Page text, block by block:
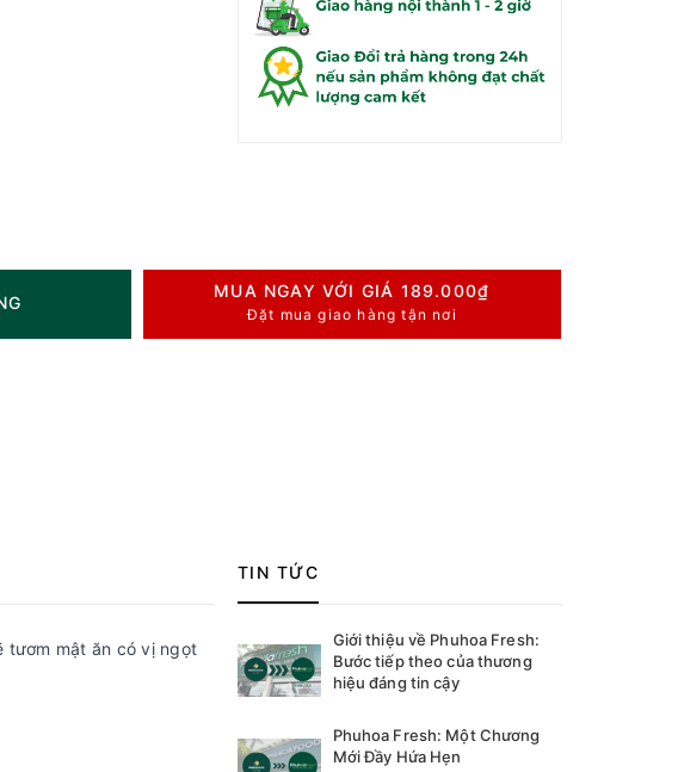
MUA NGAY VỚI GIÁ 189.000₫
Đặt mua giao hàng tận nơi
tươm mật ăn có vị ngọt
TIN TỨC
Giới thiệu về Phuhoa Fresh:
Bước tiếp theo của thương
hiệu đáng tin cậy
Phuhoa Fresh: Một Chương
Mới Đầy Hứa Hẹn